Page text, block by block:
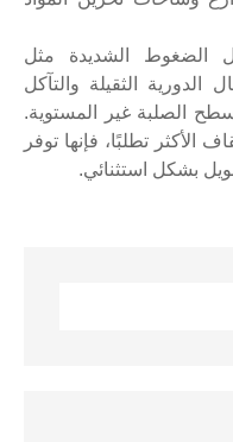
الضغوط الشديدة مثل
الدورية الثقيلة والتآكل
الصلبة غير المستوية.
تطلبًا، فإنها توفر
بشكل استثنائي.